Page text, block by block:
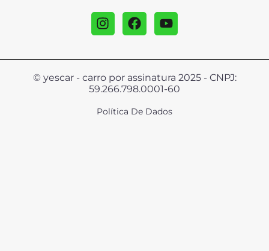
© yescar - carro por assinatura 2025 - CNPJ:
59.266.798.0001-60
Política De Dados